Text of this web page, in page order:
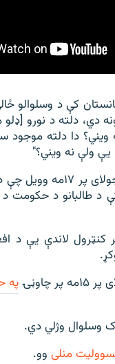
کې د وسلوالو
دي، دلته د نورو [ډلو
انسانان یې ولې نه ویني؟ دا
یې ولې نه ويني؟"
د
د طالبانو د حکومت د
کنټرول لاندې یې د
په
منلی وو.